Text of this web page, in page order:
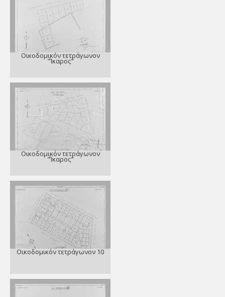
Οικοδομικόν τετράγωνον
"Ίκαρος"
Οικοδομικόν τετράγωνον
"Ίκαρος"
Οικοδομικόν τετράγωνον 10